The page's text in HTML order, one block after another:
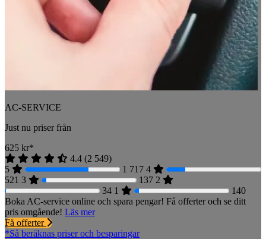
AC-SERVICE
Just nu priser från
625 kr*
4.4 (2 549)
5
1 717 4
521 3 137 2
34 1
140
Boka AC-service online och spara pengar! Få offerter och se ditt
pris omgående! Läs mer
Få offerter
*Så beräknas priser och besparingar